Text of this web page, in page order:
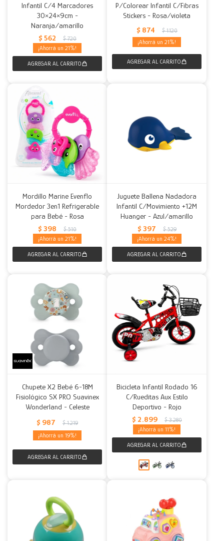
Infantil C/4 Marcadores
30×24×9cm -
Naranja/amarillo
$ 562 $ 720
21
P/Colorear Infantil C/Fibras
Stickers - Rosa/violeta
$ 874 $ 1.120
21
Mordillo Marine Evenflo
Mordedor 3en1 Refrigerable
para Bebé - Rosa
$ 398 $ 510
21
Juguete Ballena Nadadora
Infantil C/Movimiento +12M
Huanger - Azul/amarillo
$ 397 $ 529
24
Chupete X2 Bebé 6-18M
Fisiológico SX PRO Suavinex
Wonderland - Celeste
$ 987 $ 1.219
19
Bicicleta Infantil Rodado 16
C/Rueditas Aux Estilo
Deportivo - Rojo
$ 2.899 $ 3.280
11